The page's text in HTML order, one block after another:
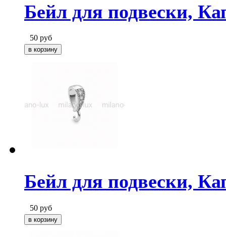
Бейл для подвески,
50 руб
Бейл для подвески,
50 руб